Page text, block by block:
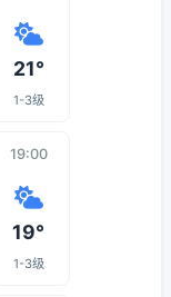
21°
1-3级
19:00
19°
1-3级